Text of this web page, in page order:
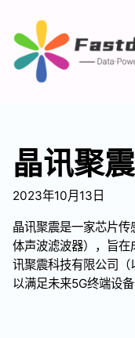
晶讯聚
2023年10月13日
晶讯聚震是一家芯片
体声波滤波器），旨
讯聚震科技有限公司（
以满足未来5G终端设